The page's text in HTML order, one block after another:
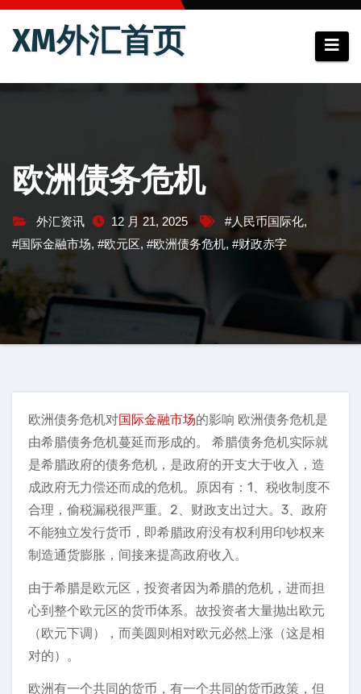
跳
XM外汇首页
欧洲债务危机
外汇资讯 12 月 21, 2025 #人民币国际化,
#国际金融市场, #欧元区, #欧洲债务危机, #财政赤字
欧洲债务危机对国际金融市场的影响 欧洲债务危机是
由希腊债务危机蔓延而形成的。 希腊债务危机实际就
是希腊政府的债务危机，是政府的开支大于收入，造
成政府无力偿还而成的危机。原因有：1、税收制度不
合理，偷税漏税很严重。2、财政支出过大。3、政府
不能独立发行货币，即希腊政府没有权利用印钞权来
制造通货膨胀，间接来提高政府收入。
由于希腊是欧元区，投资者因为希腊的危机，进而担
心到整个欧元区的货币体系。故投资者大量抛出欧元
（欧元下调），而美圆则相对欧元必然上涨（这是相
对的）。
欧洲有一个共同的货币，有一个共同的货币政策，但